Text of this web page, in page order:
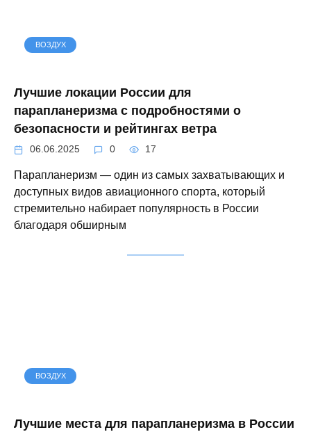
ВОЗДУХ
Лучшие локации России для
парапланеризма с подробностями о
безопасности и рейтингах ветра
06.06.2025 0 17
Парапланеризм — один из самых захватывающих и
доступных видов авиационного спорта, который
стремительно набирает популярность в России
благодаря обширным
ВОЗДУХ
Лучшие места для парапланеризма в России